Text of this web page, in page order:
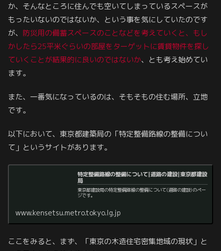
か、そんなところに住んでも空いてしまっているスペースが
もったいないのではないか、という事を気にしていたのです
が、 防災用の備蓄スペースのことなどを考えていくと、もし
かしたら25平米ぐらいの部屋をターゲットに賃貸物件を探し
ていくことが結果的に良いのではないか、とも考え始めてい
ます。
また、一番気になっているのは、そもそもの住む場所、立地
です。
以下において、東京都建築局の「特定整備路線の整備につい
て」というサイトがあります。
特定整備路線の整備について|道路の建設|東京都建設
局
東京都建設局の特定整備路線の整備について(道路の建設)のペー
ジです。
www.kensetsu.metro.tokyo.lg.jp
ここをみると、まず、「東京の木造住宅密集地域の現状」と